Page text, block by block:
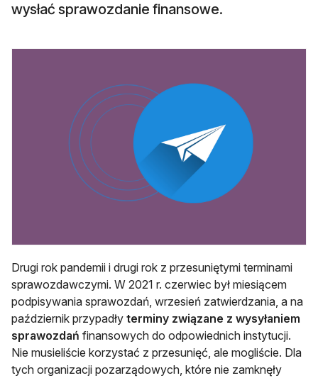
wysłać sprawozdanie finansowe.
Drugi rok pandemii i drugi rok z przesuniętymi terminami
sprawozdawczymi. W 2021 r. czerwiec był miesiącem
podpisywania sprawozdań, wrzesień zatwierdzania, a na
październik przypadły terminy związane z wysyłaniem
sprawozdań finansowych do odpowiednich instytucji.
Nie musieliście korzystać z przesunięć, ale mogliście. Dla
tych organizacji pozarządowych, które nie zamknęły